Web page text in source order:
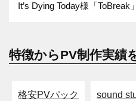
It’s Dying Today様「ToBreak」
特徴からPV制作実績
格安PVパック sound